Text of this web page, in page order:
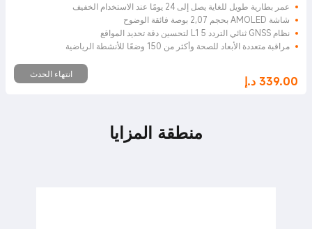
عمر بطارية طويل للغاية يصل إلى 24 يومًا عند الاستخدام الخفيف
شاشة AMOLED بحجم 2,07 بوصة فائقة الوضوح
نظام GNSS ثنائي التردد L1 5 لتحسين دقة تحديد المواقع
مراقبة متعددة الأبعاد للصحة وأكثر من 150 وضعًا للأنشطة الرياضية
339.00 د.إ
Current Price د.إ339
انتهاء الحدث
منطقة المزايا